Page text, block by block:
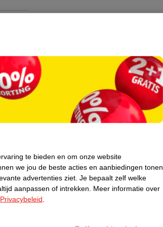
en
te bieden en om onze website
we jou de beste acties en aanbiedingen tonen
advertenties ziet. Je bepaalt zelf welke
aanpassen of intrekken.
Meer informatie over
Privacybeleid